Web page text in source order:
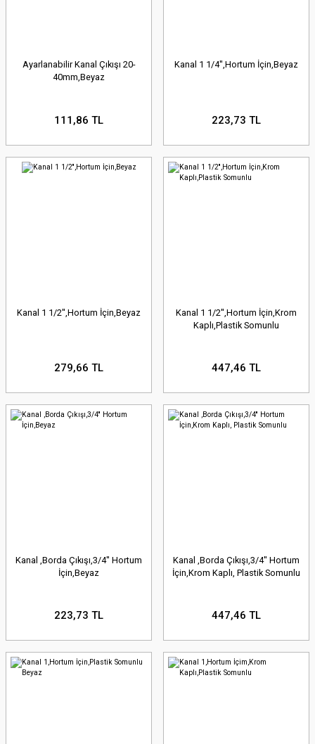
Ayarlanabilir Kanal Çıkışı 20-
40mm,Beyaz
111,86 TL
Kanal 1 1/4'',Hortum İçin,Beyaz
223,73 TL
Kanal 1 1/2'',Hortum İçin,Beyaz
279,66 TL
Kanal 1 1/2'',Hortum İçin,Krom
Kaplı,Plastik Somunlu
447,46 TL
Kanal ,Borda Çıkışı,3/4'' Hortum
İçin,Beyaz
223,73 TL
Kanal ,Borda Çıkışı,3/4'' Hortum
İçin,Krom Kaplı, Plastik Somunlu
447,46 TL